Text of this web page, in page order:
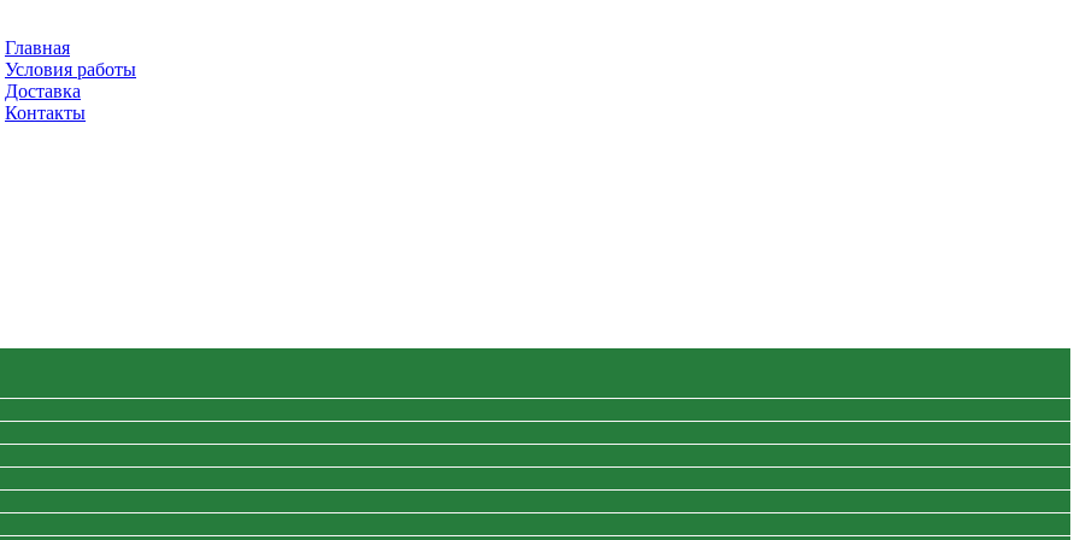
Главная
Условия работы
Доставка
Контакты